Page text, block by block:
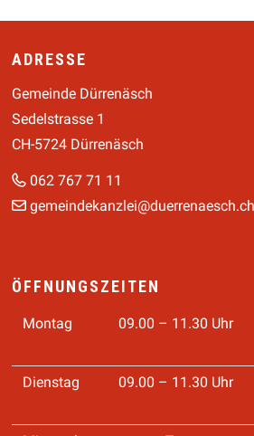
Footer
ADRESSE
Gemeinde Dürrenäsch
Sedelstrasse 1
CH-5724 Dürrenäsch
062 767 71 11
gemeindekanzlei@duerrenaesch.ch
ÖFFNUNGSZEITEN
Montag 09.00 – 11.30 Uhr
Dienstag
09.00 – 11.30 Uhr